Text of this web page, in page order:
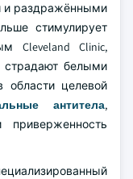
и раздражёнными
стимулирует
Cleveland Clinic,
страдают белыми
области целевой
антитела,